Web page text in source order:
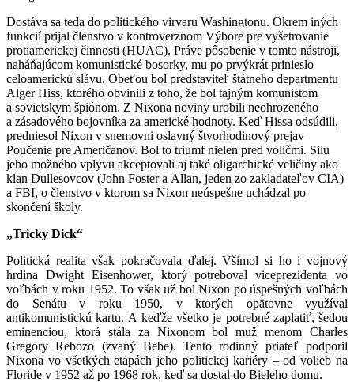
Dostáva sa teda do politického virvaru Washingtonu. Okrem iných
funkcií prijal členstvo v kontroverznom Výbore pre vyšetrovanie
protiamerickej činnosti (HUAC). Práve pôsobenie v tomto nástroji,
naháňajúcom komunistické bosorky, mu po prvýkrát prinieslo
celoamerickú slávu. Obeťou bol predstaviteľ štátneho departmentu
Alger Hiss, ktorého obvinili z toho, že bol tajným komunistom
a sovietskym špiónom. Z Nixona noviny urobili neohrozeného
a zásadového bojovníka za americké hodnoty. Keď Hissa odsúdili,
predniesol Nixon v snemovni oslavný štvorhodinový prejav
Poučenie pre Američanov. Bol to triumf nielen pred voličmi. Silu
jeho možného vplyvu akceptovali aj také oligarchické veličiny ako
klan Dullesovcov (John Foster a Allan, jeden zo zakladateľov CIA)
a FBI, o členstvo v ktorom sa Nixon neúspešne uchádzal po
skončení školy.
„Tricky Dick“
Politická realita však pokračovala ďalej. Všimol si ho i vojnový
hrdina Dwight Eisenhower, ktorý potreboval viceprezidenta vo
voľbách v roku 1952. To však už bol Nixon po úspešných voľbách
do Senátu v roku 1950, v ktorých opätovne využíval
antikomunistickú kartu. A keďže všetko je potrebné zaplatiť, šedou
eminenciou, ktorá stála za Nixonom bol muž menom Charles
Gregory Rebozo (zvaný Bebe). Tento rodinný priateľ podporil
Nixona vo všetkých etapách jeho politickej kariéry – od volieb na
Floride v 1952 až po 1968 rok, keď sa dostal do Bieleho domu.